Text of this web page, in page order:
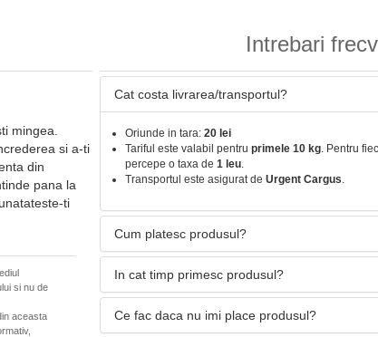
mingea.
si a-ti
din
pana la
ti
si nu de
aceasta
Intrebari
Cat costa livrarea/transportul?
Oriunde in tara: 20 lei
Tariful este valabil pentru primele 10 kg. Pentru
percepe o taxa de 1 leu.
Transportul este asigurat de Urgent Cargus.
Cum platesc produsul?
In cat timp primesc produsul?
Ce fac daca nu imi place produsul?